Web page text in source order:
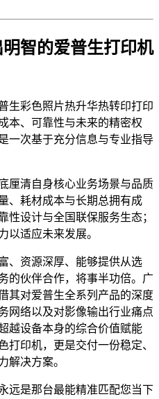
智的爱普生打印机
生彩色照片热升华热转印打印
本、可靠性与未来的精密权
一次基于充分信息与专业指导
厘清自身核心业务场景与品质
、耗材成本与长期总拥有成
性设计与全国联保服务生态；
以适应未来发展。
、资源深厚、能够提供从选
的伙伴合作，将事半功倍。广
其对爱普生全系列产品的深度
网络以及对影像输出行业痛点
越设备本身的综合价值赋能
印机，更是交付一份稳定、
解决方案。
远是那台最能精准匹配您当下